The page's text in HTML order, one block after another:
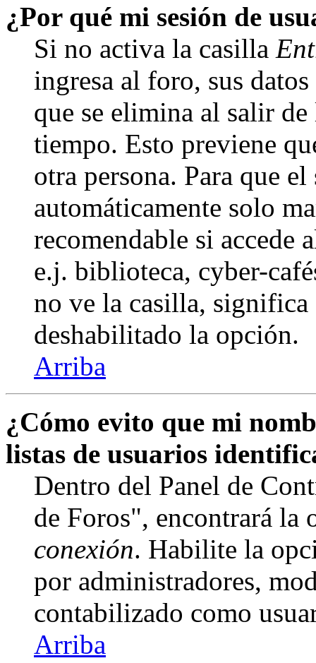
¿Por qué mi sesión de
Si no activa la casilla
ingresa al foro, sus
que se elimina al salir
tiempo. Esto previene
otra persona. Para que
automáticamente solo
recomendable si accede
e.j. biblioteca, cyber-
no ve la casilla,
deshabilitado la opción.
Arriba
¿Cómo evito que mi
listas de usuarios
Dentro del Panel de
de Foros", encontrará la
conexión. Habilite la
por administradores,
contabilizado como
Arriba